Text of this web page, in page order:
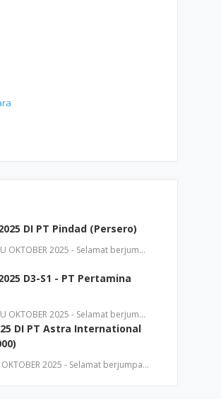
2025 DI PT Pindad (Persero)
OKTOBER 2025 - Selamat berjum…
2025 D3-S1 - PT Pertamina
OKTOBER 2025 - Selamat berjum…
DI PT Astra International
OKTOBER 2025 - Selamat berjumpa…